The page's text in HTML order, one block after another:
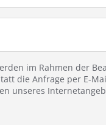
im Rahmen der
die Anfrage per E-
unseres